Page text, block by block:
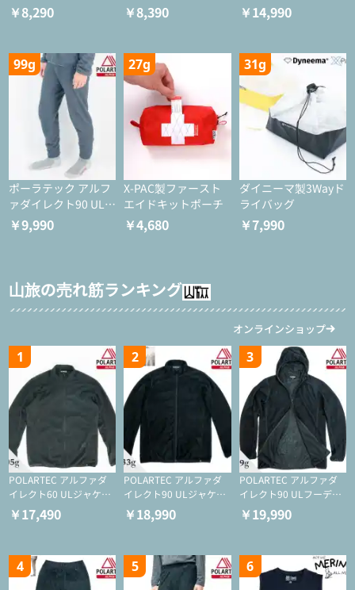
￥8,290 ￥8,390 ￥14,990
99g
ポーラテック アルフ
ァダイレクト90 ULタ
イツ
￥9,990
27g
X-PAC製ファースト
エイドキットポーチ
￥4,680
31g
ダイニーマ製3Wayド
ライバッグ
￥7,990
山旅の売れ筋ランキング
オンラインショップ
1
POLARTEC アルファダ
イレクト60 ULジャケッ
ト（登山/ミドルレイヤ
ー/化繊ジャケット）
￥17,490
2
POLARTEC アルファダ
イレクト90 ULジャケッ
ト（アクティブインサレ
ーション/ミドルレイヤ
￥18,990
3
POLARTEC アルファダ
イレクト90 ULフーディ
（アクティブインサレー
ション/ミドルレイヤー/
￥19,990
4 5 6